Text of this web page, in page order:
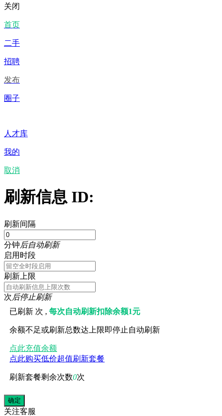
关闭
首页
二手
招聘
发布
圈子
人才库
我的
取消
刷新信息 ID:
刷新间隔
分钟后自动刷新
启用时段
刷新上限
次后停止刷新
已刷新 次 ,每次自动刷新扣除余额1元
余额不足或刷新总数达上限即停止自动刷新
点此充值余额
点此购买低价超值刷新套餐
刷新套餐剩余次数0次
关注客服